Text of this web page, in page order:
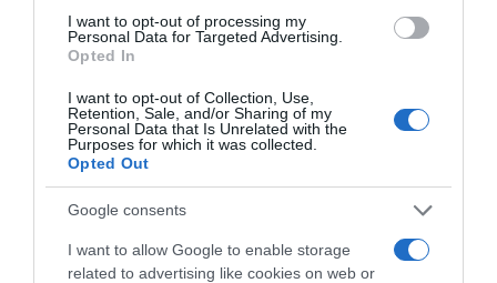
I want to opt-out of processing my
Personal Data for Targeted Advertising.
Opted In
I want to opt-out of Collection, Use,
Retention, Sale, and/or Sharing of my
Personal Data that Is Unrelated with the
Purposes for which it was collected.
Opted Out
Google consents
I want to allow Google to enable storage
related to advertising like cookies on web or